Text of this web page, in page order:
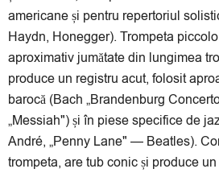
americane și pentru repertoriul
Haydn, Honegger). Trompeta
aproximativ jumătate din lungimea
produce un registru acut, folosit
barocă (Bach „Brandenburg
„Messiah") și în piese specifice de
André, „Penny Lane" — Beatles).
trompeta, are tub conic și produce